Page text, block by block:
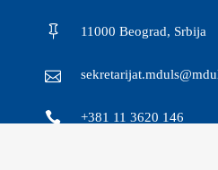
11000 Beograd, Srbija
+381 11 3620 146